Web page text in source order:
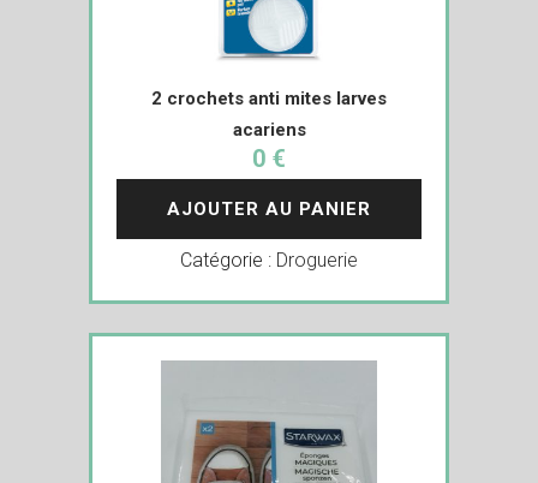
2 crochets anti mites larves
acariens
0 €
AJOUTER AU PANIER
Catégorie : Droguerie